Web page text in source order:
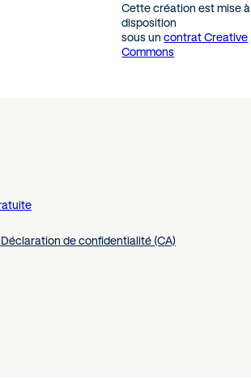
Cette création est mise à
disposition
sous uncontrat Creative
Commons
Déclaration de confidentialité (CA)